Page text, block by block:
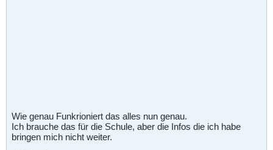
Wie genau Funkrioniert das alles nun genau.
Ich brauche das für die Schule, aber die Infos die ich habe
bringen mich nicht weiter.